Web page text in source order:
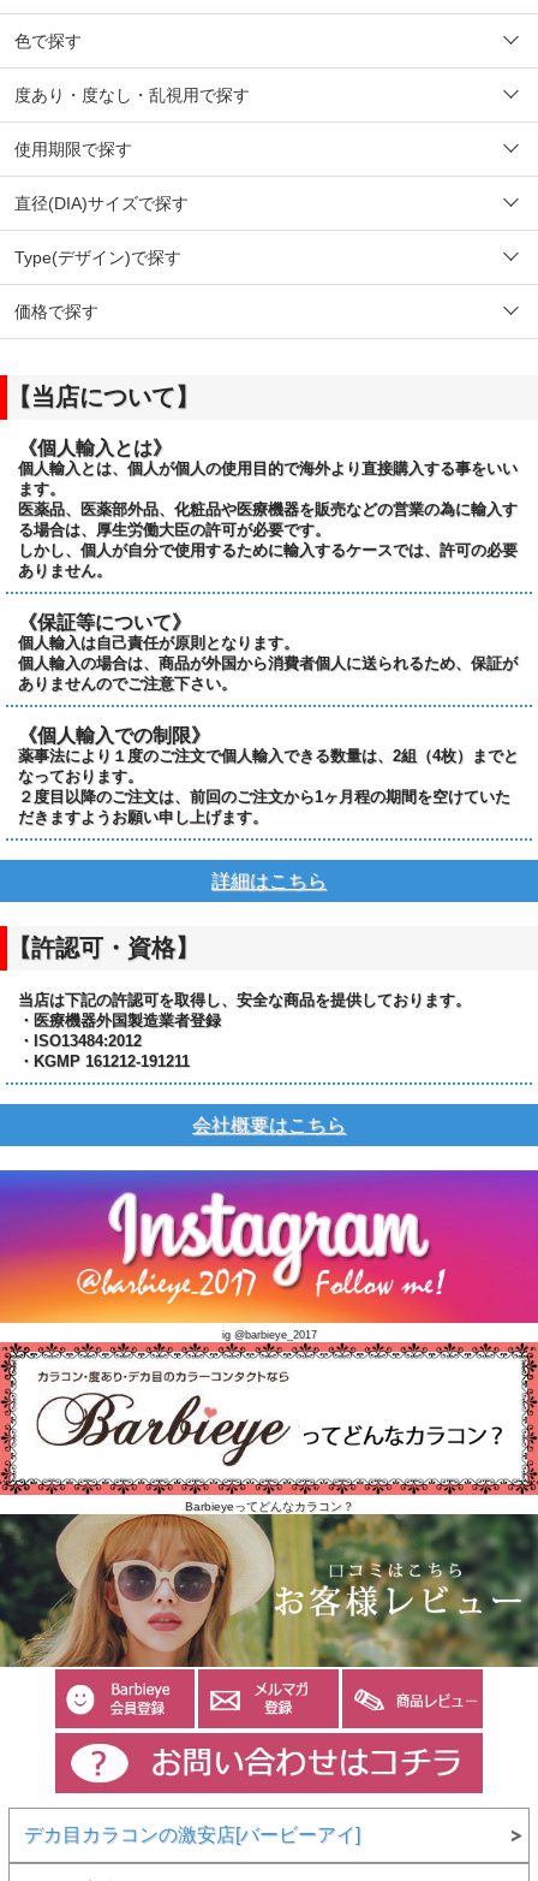
色で探す
度あり・度なし・乱視用で探す
使用期限で探す
直径(DIA)サイズで探す
Type(デザイン)で探す
価格で探す
【当店について】
《個人輸入とは》
個人輸入とは、個人が個人の使用目的で海外より直接購入する事をいい
ます。
医薬品、医薬部外品、化粧品や医療機器を販売などの営業の為に輸入す
る場合は、厚生労働大臣の許可が必要です。
しかし、個人が自分で使用するために輸入するケースでは、許可の必要
ありません。
《保証等について》
個人輸入は自己責任が原則となります。
個人輸入の場合は、商品が外国から消費者個人に送られるため、保証が
ありませんのでご注意下さい。
《個人輸入での制限》
薬事法により１度のご注文で個人輸入できる数量は、2組（4枚）までと
なっております。
２度目以降のご注文は、前回のご注文から1ヶ月程の期間を空けていた
だきますようお願い申し上げます。
詳細はこちら
【許認可・資格】
当店は下記の許認可を取得し、安全な商品を提供しております。
・医療機器外国製造業者登録
・ISO13484:2012
・KGMP 161212-191211
会社概要はこちら
ig @barbieye_2017
Barbieyeってどんなカラコン？
デカ目カラコンの激安店[バービーアイ]